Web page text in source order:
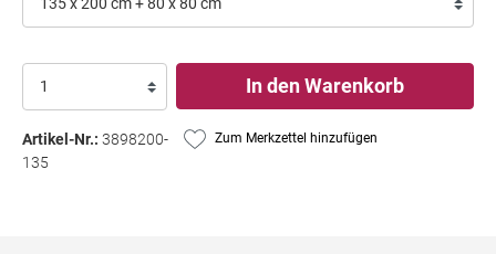
In den Warenkorb
Artikel-Nr.: 3898200-
135
Zum Merkzettel hinzufügen